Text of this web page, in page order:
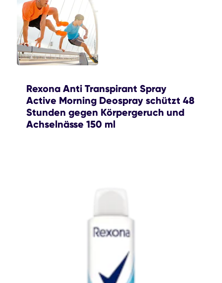
Rexona Anti Transpirant Spray
Active Morning Deospray schützt 48
Stunden gegen Körpergeruch und
Achselnässe 150 ml